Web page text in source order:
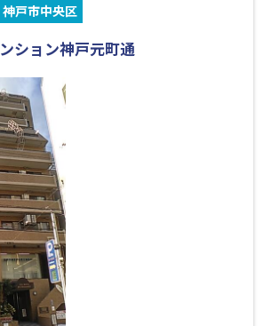
神戸市中央区
ション神戸元町通